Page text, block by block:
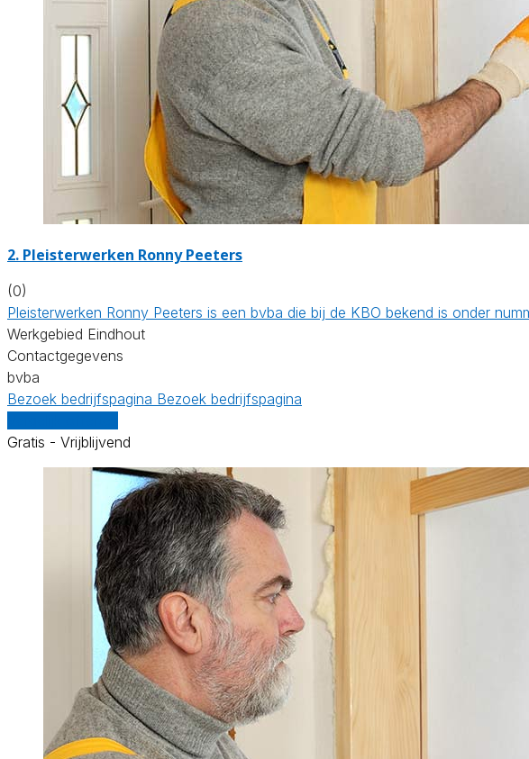
2. Pleisterwerken Ronny Peeters
(0)
Pleisterwerken Ronny Peeters is een bvba die bij de KBO bekend is onder
Werkgebied Eindhout
Contactgegevens
bvba
Bezoek bedrijfspagina Bezoek bedrijfspagina
Gratis - Vrijblijvend